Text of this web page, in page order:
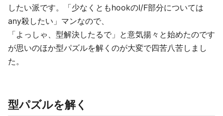
したい派です。「少なくともhookのI/F部分については
any殺したい」マンなので、
「よっしゃ、型解決したるで」と意気揚々と始めたのです
が思いのほか型パズルを解くのが大変で四苦八苦しまし
た。
型パズルを解く